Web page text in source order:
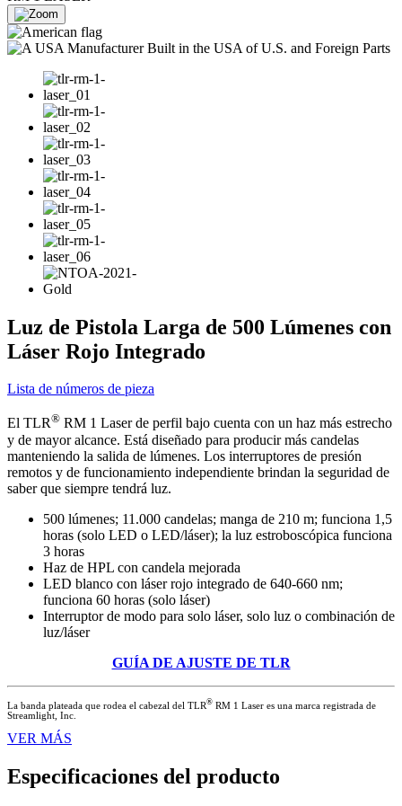
Luz de Pistola Larga de 500 Lúmenes con
Láser Rojo Integrado
Lista de números de pieza
El TLR® RM 1 Laser de perfil bajo cuenta con un haz más estrecho
y de mayor alcance. Está diseñado para producir más candelas
manteniendo la salida de lúmenes. Los interruptores de presión
remotos y de funcionamiento independiente brindan la seguridad de
saber que siempre tendrá luz.
500 lúmenes; 11.000 candelas; manga de 210 m; funciona 1,5
horas (solo LED o LED/láser); la luz estroboscópica funciona
3 horas
Haz de HPL con candela mejorada
LED blanco con láser rojo integrado de 640-660 nm;
funciona 60 horas (solo láser)
Interruptor de modo para solo láser, solo luz o combinación de
luz/láser
GUÍA DE AJUSTE DE TLR
La banda plateada que rodea el cabezal del TLR® RM 1 Laser es una marca registrada de
Streamlight, Inc.
VER MÁS
Especificaciones del producto